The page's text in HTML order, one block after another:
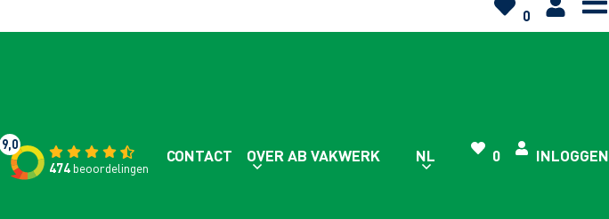
0
9,0
474beoordelingen
CONTACT OVER AB VAKWERK NL 0 INLOGGEN